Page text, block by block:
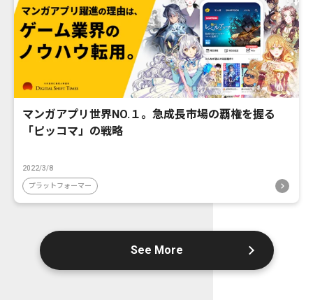
マンガアプリ世界NO.１。急成長市場の覇権を握る
「ピッコマ」の戦略
2022/3/8
プラットフォーマー
See More